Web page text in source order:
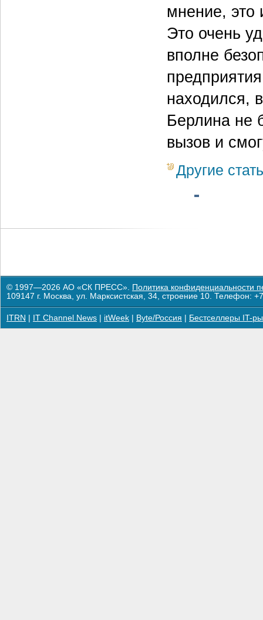
мнение, это
Это очень
вполне
находился,
Берлина не
вызов и
Другие
© 1997—2026 АО «СК ПРЕСС». Политика конфиденциальности
109147 г. Москва, ул. Марксистская, 34, строение 10. Телефон:
ITRN IT Channel News itWeek Byte/Россия Бестселлеры IT-